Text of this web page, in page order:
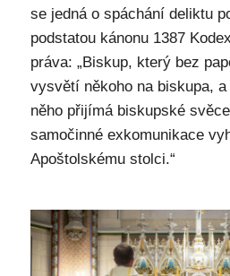
se jedná o spáchání deliktu
podstatou kánonu 1387
práva: „Biskup, který bez
vysvětí někoho na biskupa,
něho přijímá biskupské
samočinné exkomunikace
Apoštolskému stolci.“